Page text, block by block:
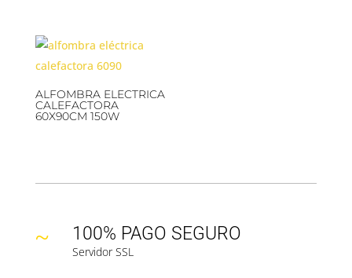
ALFOMBRA ELECTRICA
CALEFACTORA
60X90CM 150W
~ 100% PAGO SEGURO
Servidor SSL